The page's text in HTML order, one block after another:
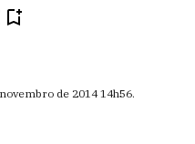
de 2014 14h56.